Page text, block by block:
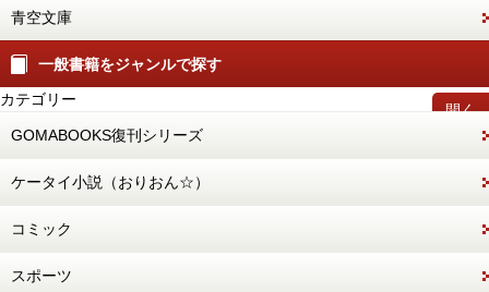
青空文庫
一般書籍をジャンルで探す
開く
カテゴリー
GOMABOOKS復刊シリーズ
ケータイ小説（おりおん☆）
コミック
スポーツ